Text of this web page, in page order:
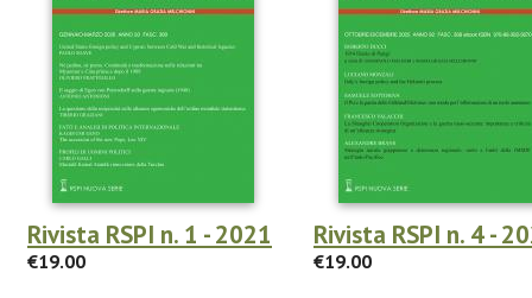
Rivista RSPI n. 1 - 2021
€19.00
Rivista RSPI n. 4 -
€19.00